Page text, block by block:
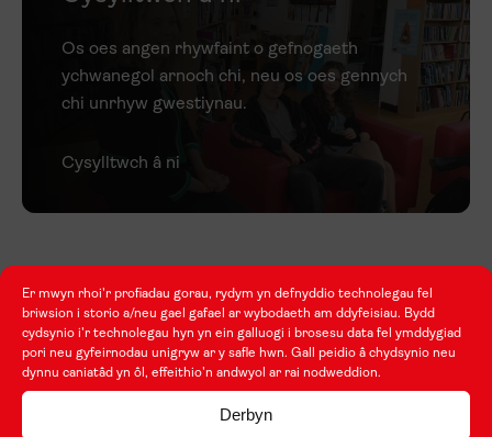
Er mwyn rhoi'r profiadau gorau, rydym yn defnyddio technolegau fel
briwsion i storio a/neu gael gafael ar wybodaeth am ddyfeisiau. Bydd
cydsynio i'r technolegau hyn yn ein galluogi i brosesu data fel ymddygiad
pori neu gyfeirnodau unigryw ar y safle hwn. Gall peidio â chydsynio neu
dynnu caniatâd yn ôl, effeithio'n andwyol ar rai nodweddion.
Derbyn
Os oes angen rhywfaint o gefnogaeth
ychwanegol arnoch chi, neu os oes gennych
chi unrhyw gwestiynau.
Cysylltwch â ni
Archwiliwch